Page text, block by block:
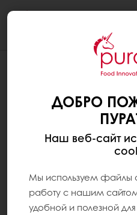
ДОБРО
Наш веб-сайт
Мы используем файлы
работу с нашим
удобной и полезной для